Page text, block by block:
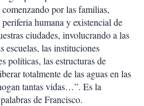
por las familias,
humana y existencial de
ciudades, involucrando a las
escuelas, las instituciones
políticas, las estructuras de
totalmente de las aguas en las
tantas vidas…”. Es la
de Francisco.